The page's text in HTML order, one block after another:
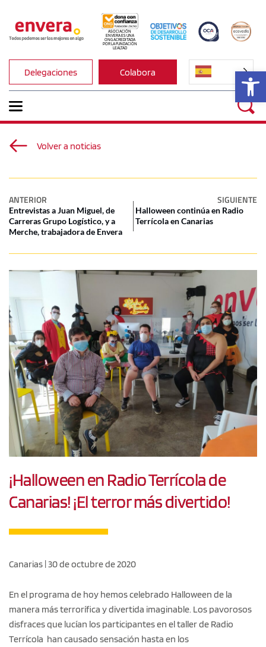
ASOCIACIÓN
ENVERA ES UNA
ONG ACREDITADA
POR LA FUNDACIÓN
LEALTAD
Delegaciones Colabora
Volver a noticias
ANTERIOR SIGUIENTE
Entrevistas a Juan Miguel, de
Carreras Grupo Logístico, y a
Merche, trabajadora de Envera
Halloween continúa en Radio
Terrícola en Canarias
¡Halloween en Radio Terrícola de
Canarias! ¡El terror más divertido!
Canarias | 30 de octubre de 2020
En el programa de hoy hemos celebrado Halloween de la
manera más terrorífica y divertida imaginable. Los pavorosos
disfraces que lucían los participantes en el taller de Radio
Terrícola han causado sensación hasta en los